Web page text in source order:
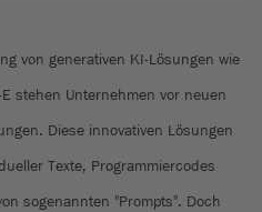
von generativen KI-Lösungen wie
stehen Unternehmen vor neuen
Diese innovativen Lösungen
Texte, Programmiercodes
sogenannten "Prompts". Doch